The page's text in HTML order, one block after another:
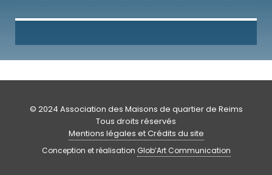
© 2024 Association des Maisons de quartier de Reims
Tous droits réservés
Mentions légales et Crédits du site
Conception et réalisation Glob’Art Communication